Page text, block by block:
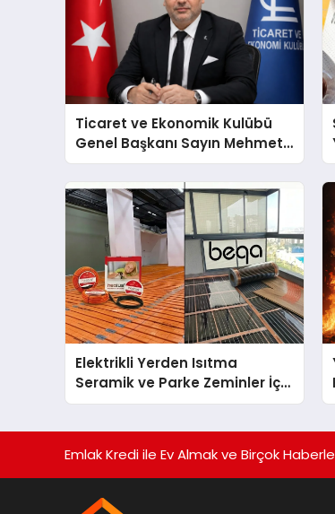
Ticaret ve Ekonomik Kulübü
Genel Başkanı Sayın Mehmet
Ulutaş, ekonomiye dair yaptığı
açıklamada şunları kaydetti:
Elektrikli Yerden Isıtma
Seramik ve Parke Zeminler İçin
En Verimli Çözümler
Emlak Kredi ile Ev Almak ve Birçok